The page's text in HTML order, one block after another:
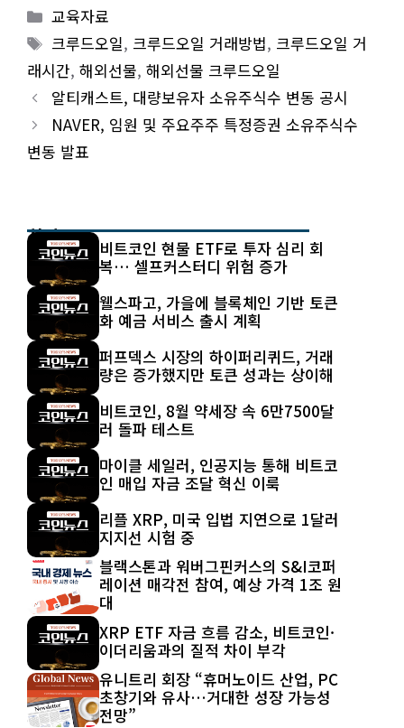
Categories
교육자료
Tags
크루드오일, 크루드오일 거래방법, 크루드오일 거
래시간, 해외선물, 해외선물 크루드오일
알티캐스트, 대량보유자 소유주식수 변동 공시
NAVER, 임원 및 주요주주 특정증권 소유주식수
변동 발표
최신 글
비트코인 현물 ETF로 투자 심리 회
복… 셀프커스터디 위험 증가
웰스파고, 가을에 블록체인 기반 토큰
화 예금 서비스 출시 계획
퍼프덱스 시장의 하이퍼리퀴드, 거래
량은 증가했지만 토큰 성과는 상이해
비트코인, 8월 약세장 속 6만7500달
러 돌파 테스트
마이클 세일러, 인공지능 통해 비트코
인 매입 자금 조달 혁신 이룩
리플 XRP, 미국 입법 지연으로 1달러
지지선 시험 중
블랙스톤과 워버그핀커스의 S&I코퍼
레이션 매각전 참여, 예상 가격 1조 원
대
XRP ETF 자금 흐름 감소, 비트코인·
이더리움과의 질적 차이 부각
유니트리 회장 “휴머노이드 산업, PC
초창기와 유사…거대한 성장 가능성
전망”